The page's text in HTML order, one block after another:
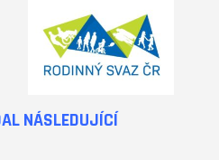
NÁSLEDUJÍCÍ